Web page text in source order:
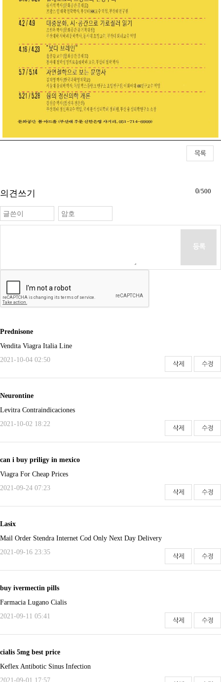
의견쓰기 0/500
Prednisone
Vendita Viagra Italia Line
2021-10-04 02:50
Neurontine
Levitra Contraindicaciones
2021-10-02 18:22
can i buy priligy in mexico
Viagra For Cheap Prices
2021-09-24 07:23
Lasix
Mail Order Stendra Internet Cod Only Next Day Delivery
2021-09-16 23:35
buy ivermectin pills
Farmacia Lugano Cialis
2021-09-11 05:41
cialis 5mg best price
Keflex Antibotic Sinus Infection
2021-09-01 17:57